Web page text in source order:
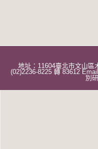
地址：11604臺北市文山區
(02)2236-8225 轉 83612
別